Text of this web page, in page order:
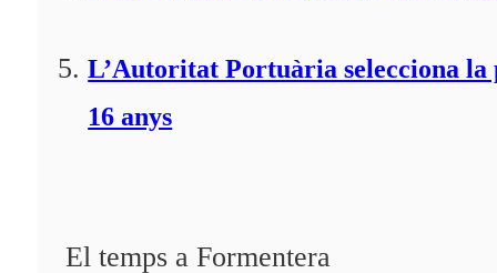
L’Autoritat Portuària selecciona
16 anys
El temps a Formentera